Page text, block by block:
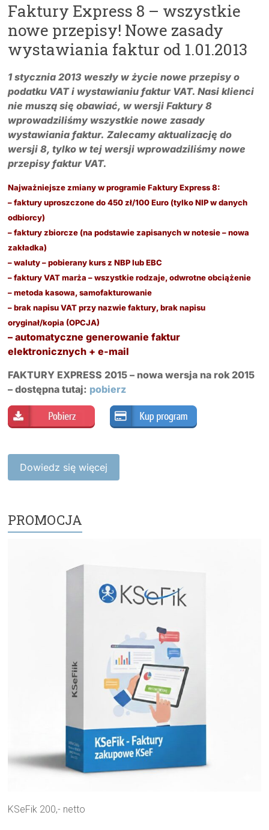
Faktury Express 8 – wszystkie
nowe przepisy! Nowe zasady
wystawiania faktur od 1.01.2013
1 stycznia 2013 weszły w życie nowe przepisy o
podatku VAT i wystawianiu faktur VAT. Nasi klienci
nie muszą się obawiać, w wersji Faktury 8
wprowadziliśmy wszystkie nowe zasady
wystawiania faktur.Zalecamy aktualizację do
wersji 8, tylko w tej wersji wprowadziliśmy nowe
przepisy faktur VAT.
Najważniejsze zmiany w programie Faktury Express 8:
– faktury uproszczone do 450 zł/100 Euro (tylko NIP w danych
odbiorcy)
– faktury zbiorcze (na podstawie zapisanych w notesie – nowa
zakładka)
– waluty – pobierany kurs z NBP lub EBC
– faktury VAT marża – wszystkie rodzaje, odwrotne obciążenie
– metoda kasowa, samofakturowanie
– brak napisu VAT przy nazwie faktury, brak napisu
oryginał/kopia (OPCJA)
– automatyczne generowanie faktur
elektronicznych + e-mail
FAKTURY EXPRESS 2015 – nowa wersja na rok 2015
– dostępna tutaj: pobierz
Dowiedz się więcej
PROMOCJA
KSeFik 200,- netto